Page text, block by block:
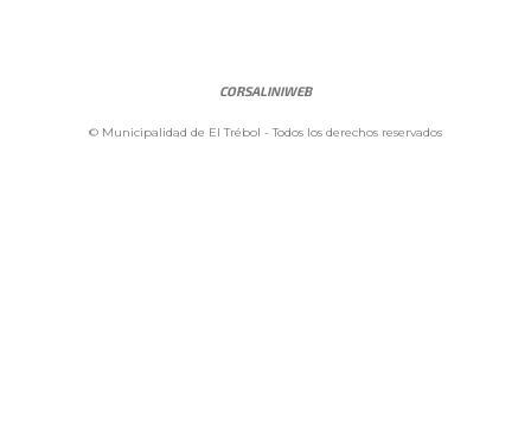
CORSALINIWEB
© Municipalidad de El Trébol - Todos los derechos reservados